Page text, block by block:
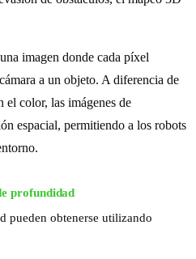
imagen donde cada píxel
a un objeto. A diferencia de
el color, las imágenes de
espacial, permitiendo a los robots
profundidad
pueden obtenerse utilizando